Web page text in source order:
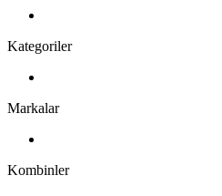
Kategoriler
Markalar
Kombinler